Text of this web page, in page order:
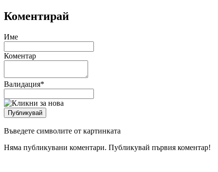
Коментирай
Име
Коментар
Валидация*
Въведете символите от картинката
Няма публикувани коментари. Публикувай първия коментар!